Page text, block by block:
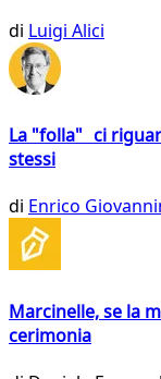
di Luigi Alici
La "folla" ci
stessi
di Enrico
Marcinelle, se la
cerimonia